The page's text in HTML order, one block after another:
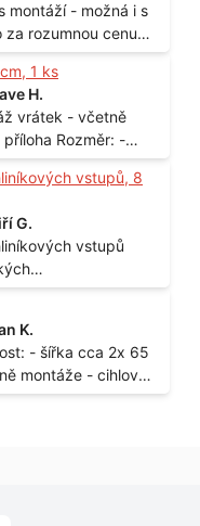
rozumnou cenu
1 ks
H.
-
150 x 122 cm Lokalita: - Senohraby Nabídky na e-mail.
vstupů, 8
G.
vstupů
se o
a proskleném
demontáž
K.
bez zárubní